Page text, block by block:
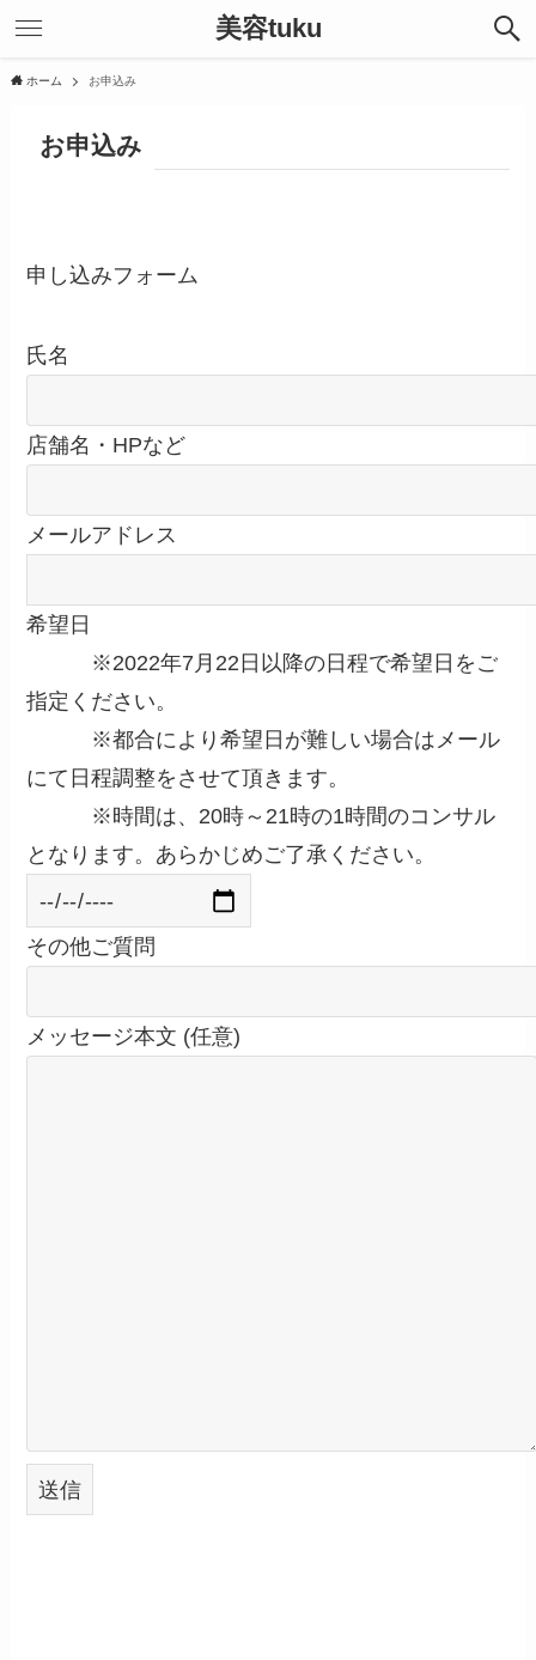
美容tuku
ホーム お申込み
お申込み
申し込みフォーム
氏名
店舗名・HPなど
メールアドレス
希望日
※2022年7月22日以降の日程で希望日をご
指定ください。
※都合により希望日が難しい場合はメール
にて日程調整をさせて頂きます。
※時間は、20時～21時の1時間のコンサル
となります。あらかじめご了承ください。
その他ご質問
メッセージ本文 (任意)